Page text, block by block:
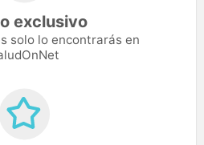
exclusivo
solo lo encontrarás en